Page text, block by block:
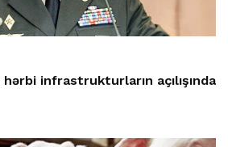
infrastrukturların açılışında